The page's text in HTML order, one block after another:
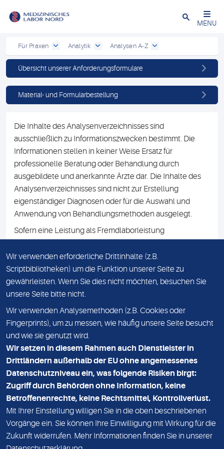
Schließen
MENU
Für Praxen Analytik Analysen A-Z
Übersicht unserer Anforderungsformulare
Material- und Formularbestellung
Die Inhalte des Analysenverzeichnisses sind
ausschließlich zu Informationszwecken bestimmt. Die
Informationen stellen in keiner Weise Ersatz für
professionelle Beratung oder Behandlung durch
ausgebildete und anerkannte Ärzte dar. Die Inhalte des
Analysenverzeichnisses sind nicht zur Erstellung
eigenständiger Diagnosen oder für die Auswahl und
Anwendung von Behandlungsmethoden ausgelegt.
Sofern eine Leistung als Fremdlaborleistung
Namen des Fremdlabors mit. Mit der Beauftragung der
Fremdlaborleistung erklären Sie sich mit dieser
Vereinbarung einverstanden.
DATENSCHUTZ
KONTAKT
NEWSLETTER
ADRESSE
MVZ Medizinisches Labor Nord MLN GmbH
Essener Straße 108
22419 Hamburg
Wir verwenden erforderliche Drittinhalte (z.B.
Scriptbibliotheken) um die Funktion unserer Seite zu
gewährleisten. Wenn Sie dies nicht möchten, besuchen Sie
unsere Seite bitte nicht.
Wir verwenden Analysemethoden (z.B. Cookies oder
Fingerprints), um zu messen, wie häufig unsere Seite besucht
und wie sie genutzt wird.
Wir setzen in diesem Rahmen auch Dienstleister in
Drittländern außerhalb der EU ohne angemessenes
Datenschutzniveau ein, was folgende Risiken birgt:
Zugriff durch Behörden ohne Information, keine
Betroffenenrechte, keine Rechtsmittel, Kontrollverlust.
Mit Ihrer Einstellung willigen Sie in die oben beschriebenen
Vorgänge ein. Sie können Ihre Einwilligung mit Wirkung für die
Zukunft widerrufen. Mehr Informationen finden Sie in unserer